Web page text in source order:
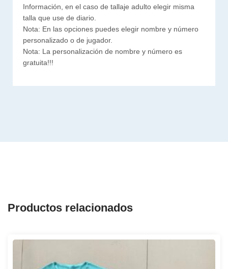
Información, en el caso de tallaje adulto elegir misma
talla que use de diario.
Nota: En las opciones puedes elegir nombre y número
personalizado o de jugador.
Nota: La personalización de nombre y número es
gratuita!!!
Productos relacionados